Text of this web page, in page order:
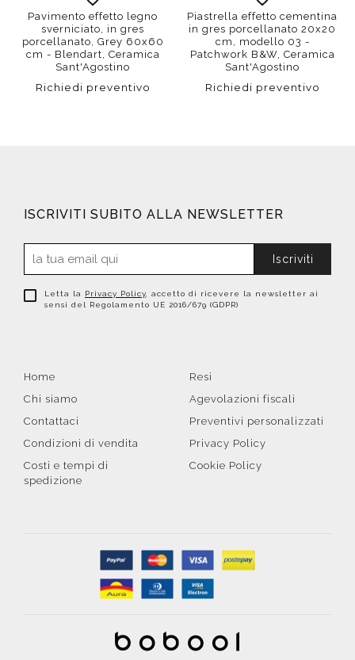
Pavimento effetto legno
sverniciato, in gres
porcellanato, Grey 60x60
cm - Blendart, Ceramica
Sant'Agostino
Richiedi preventivo
Piastrella effetto cementina
in gres porcellanato 20x20
cm, modello 03 -
Patchwork B&W, Ceramica
Sant'Agostino
Richiedi preventivo
ISCRIVITI SUBITO ALLA NEWSLETTER
Iscriviti
Letta la Privacy Policy, accetto di ricevere la newsletter ai
sensi del Regolamento UE 2016/679 (GDPR)
Home
Chi siamo
Contattaci
Condizioni di vendita
Costi e tempi di
spedizione
Resi
Agevolazioni fiscali
Preventivi personalizzati
Privacy Policy
Cookie Policy